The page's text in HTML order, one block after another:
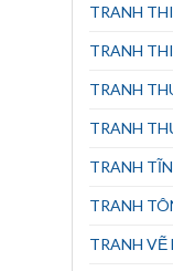
TRANH
TRANH
TRANH
TRANH
TRANH
TRANH
TRANH VẼ